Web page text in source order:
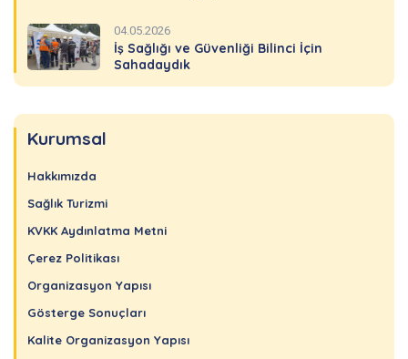
04.05.2026
İş Sağlığı ve Güvenliği Bilinci İçin
Sahadaydık
Kurumsal
Hakkımızda
Sağlık Turizmi
KVKK Aydınlatma Metni
Çerez Politikası
Organizasyon Yapısı
Gösterge Sonuçları
Kalite Organizasyon Yapısı